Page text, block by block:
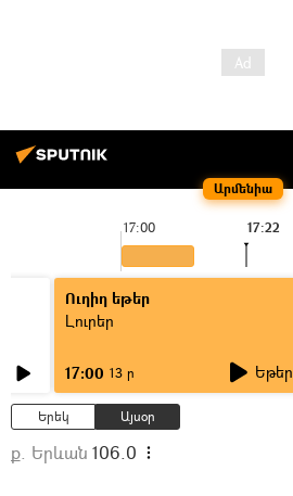
Արմենիա
17:00 17:22
Ուղիղ եթեր
Լուրեր
17:00 13 ր Եթեր
Երեկ Այսօր
ք. Երևան 106.0